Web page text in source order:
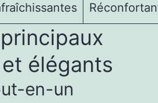
élégants
en-un